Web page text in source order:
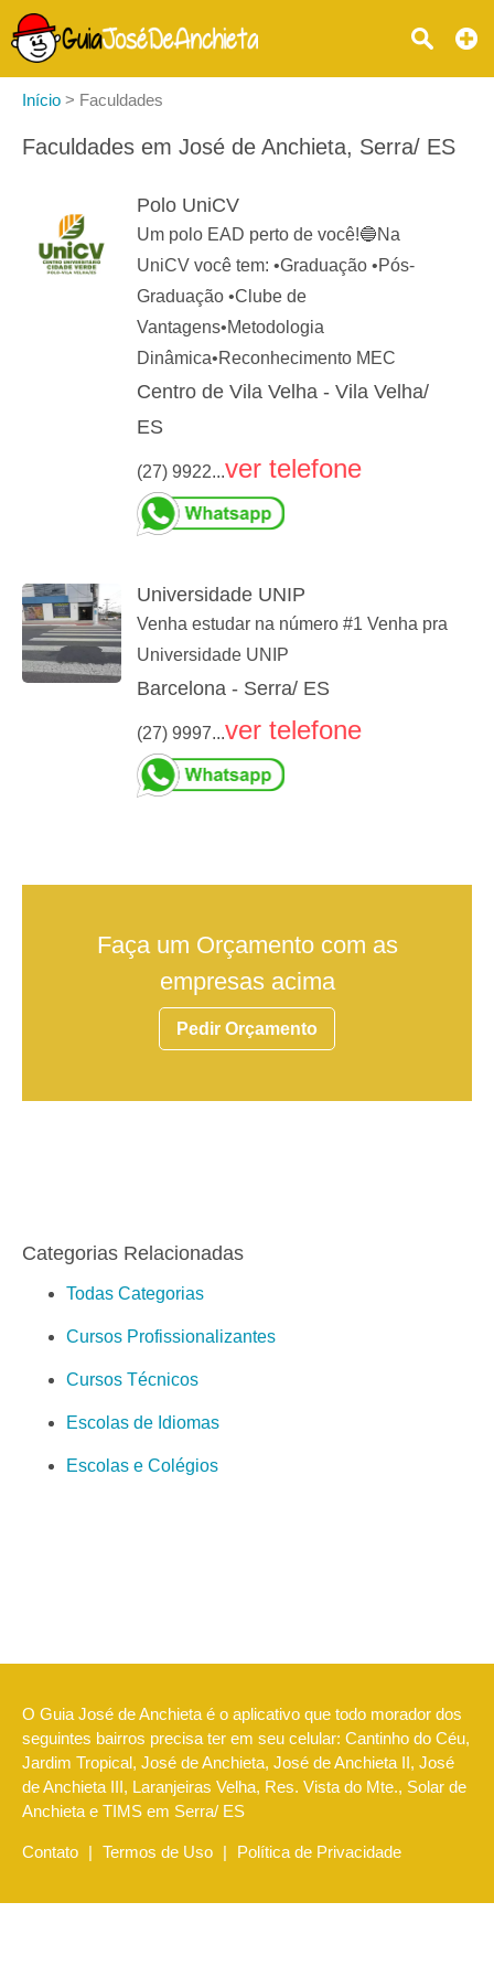
Início > Faculdades
Faculdades em José de Anchieta, Serra/ ES
Polo UniCV
Um polo EAD perto de você!🔵Na
UniCV você tem: •Graduação •Pós-
Graduação •Clube de
Vantagens•Metodologia
Dinâmica•Reconhecimento MEC
Centro de Vila Velha - Vila Velha/
ES
(27) 9922...ver telefone
Universidade UNIP
Venha estudar na número #1 Venha pra
Universidade UNIP
Barcelona - Serra/ ES
(27) 9997...ver telefone
Faça um Orçamento com as
empresas acima
Pedir Orçamento
Categorias Relacionadas
Todas Categorias
Cursos Profissionalizantes
Cursos Técnicos
Escolas de Idiomas
Escolas e Colégios
O Guia José de Anchieta é o aplicativo que todo morador dos
seguintes bairros precisa ter em seu celular: Cantinho do Céu,
Jardim Tropical, José de Anchieta, José de Anchieta II, José
de Anchieta III, Laranjeiras Velha, Res. Vista do Mte., Solar de
Anchieta e TIMS em Serra/ ES
Contato | Termos de Uso | Política de Privacidade